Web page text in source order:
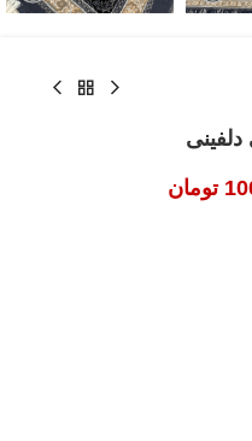
تومان